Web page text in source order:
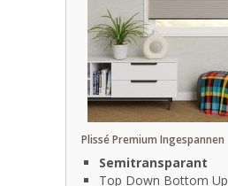
Plissé Premium Ingespannen
Semitransparant
Top Down Bottom Up